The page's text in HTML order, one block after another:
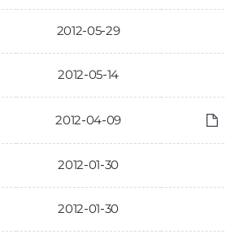
2012-05-29
2012-05-14
2012-04-09
2012-01-30
2012-01-30